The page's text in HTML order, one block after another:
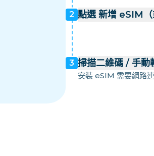
2 點選 新增 eSIM（
3 掃描二維碼 / 手動
安裝 eSIM 需要網路